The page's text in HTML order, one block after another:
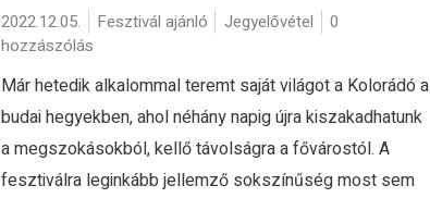
2022.12.05. Fesztivál ajánló Jegyelővétel
0
hozzászólás
Már hetedik alkalommal teremt saját világot a Kolorádó a
budai hegyekben, ahol néhány napig újra kiszakadhatunk
a megszokásokból, kellő távolságra a fővárostól. A
fesztiválra leginkább jellemző sokszínűség most sem